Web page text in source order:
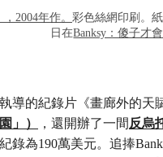
2004年作。 彩色絲網印刷。
日在Banksy：傻子才
導的紀錄片《畫廊外的
」）
，還開辦了一間 反烏
錄為190萬美元。追捧